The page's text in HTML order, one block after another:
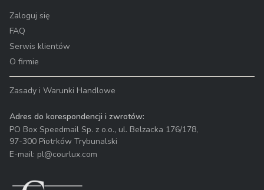
Zaloguj się
FAQ
Serwis klientów
O firmie
Zasady i Warunki Handlowe
Adres do korespondencji i zwrotów:
PO Box Speedmail Sp. z o.o., ul. Belzacka 176/178,
97-300 Piotrków Trybunalski
E-mail: pl@courlux.com